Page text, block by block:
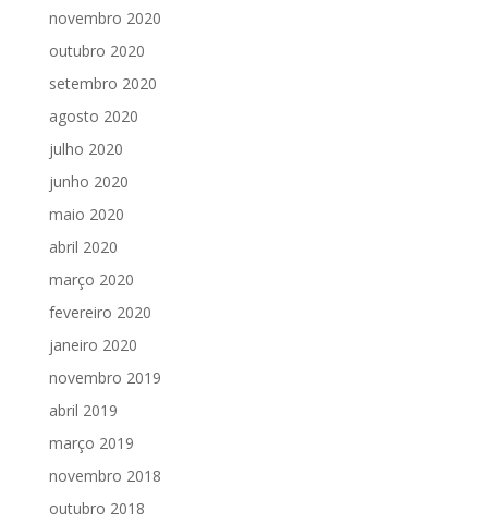
novembro 2020
outubro 2020
setembro 2020
agosto 2020
julho 2020
junho 2020
maio 2020
abril 2020
março 2020
fevereiro 2020
janeiro 2020
novembro 2019
abril 2019
março 2019
novembro 2018
outubro 2018